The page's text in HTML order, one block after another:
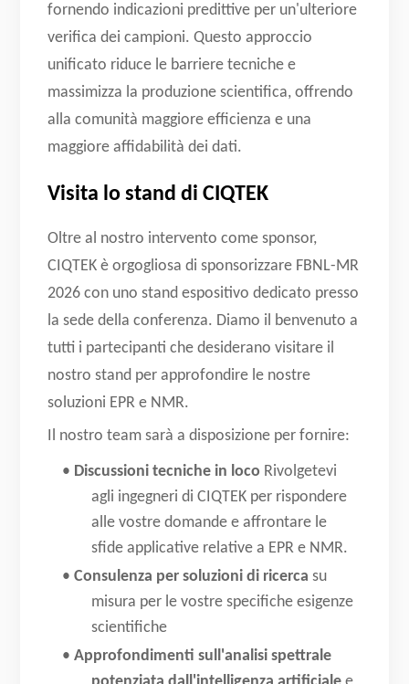
fornendo indicazioni predittive per un'ulteriore
verifica dei campioni. Questo approccio
unificato riduce le barriere tecniche e
massimizza la produzione scientifica, offrendo
alla comunità maggiore efficienza e una
maggiore affidabilità dei dati.
Visita lo stand di CIQTEK
Oltre al nostro intervento come sponsor,
CIQTEK è orgogliosa di sponsorizzare FBNL-MR
2026 con uno stand espositivo dedicato presso
la sede della conferenza. Diamo il benvenuto a
tutti i partecipanti che desiderano visitare il
nostro stand per approfondire le nostre
soluzioni EPR e NMR.
Il nostro team sarà a disposizione per fornire:
• Discussioni tecniche in loco Rivolgetevi
agli ingegneri di CIQTEK per rispondere
alle vostre domande e affrontare le
sfide applicative relative a EPR e NMR.
•Consulenza per soluzioni di ricercasu
misura per le vostre specifiche esigenze
scientifiche
•Approfondimenti sull'analisi spettrale